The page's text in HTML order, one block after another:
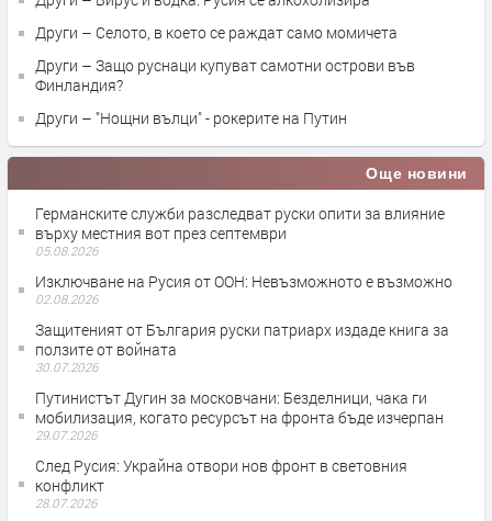
Други – Селото, в което се раждат само момичета
Други – Защо руснаци купуват самотни острови във
Финландия?
Други – "Нощни вълци" - рокерите на Путин
Още новини
Германските служби разследват руски опити за влияние
върху местния вот през септември
05.08.2026
Изключване на Русия от ООН: Невъзможното е възможно
02.08.2026
Защитеният от България руски патриарх издаде книга за
ползите от войната
30.07.2026
Путинистът Дугин за московчани: Безделници, чака ги
мобилизация, когато ресурсът на фронта бъде изчерпан
29.07.2026
След Русия: Украйна отвори нов фронт в световния
конфликт
28.07.2026